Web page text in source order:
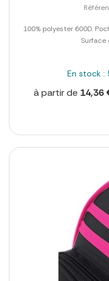
100% polyester 600D.
Surface
En stock :
à partir de 14,36